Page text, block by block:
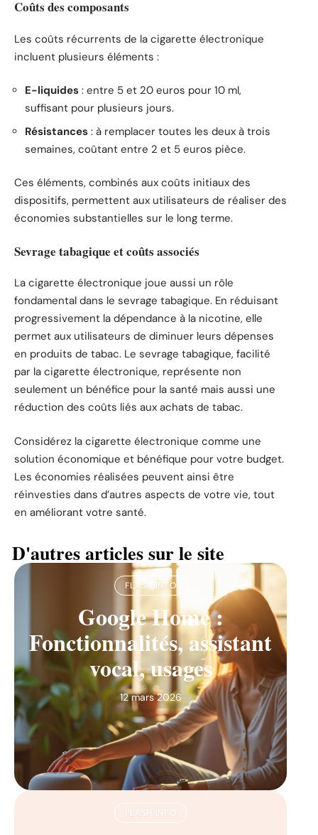
Coûts des composants
Les coûts récurrents de la cigarette électronique
incluent plusieurs éléments :
E-liquides : entre 5 et 20 euros pour 10 ml,
suffisant pour plusieurs jours.
Résistances : à remplacer toutes les deux à trois
semaines, coûtant entre 2 et 5 euros pièce.
Ces éléments, combinés aux coûts initiaux des
dispositifs, permettent aux utilisateurs de réaliser des
économies substantielles sur le long terme.
Sevrage tabagique et coûts associés
La cigarette électronique joue aussi un rôle
fondamental dans le sevrage tabagique. En réduisant
progressivement la dépendance à la nicotine, elle
permet aux utilisateurs de diminuer leurs dépenses
en produits de tabac. Le sevrage tabagique, facilité
par la cigarette électronique, représente non
seulement un bénéfice pour la santé mais aussi une
réduction des coûts liés aux achats de tabac.
Considérez la cigarette électronique comme une
solution économique et bénéfique pour votre budget.
Les économies réalisées peuvent ainsi être
réinvesties dans d’autres aspects de votre vie, tout
en améliorant votre santé.
D'autres articles sur le site
FLASH INFO
Google Home :
Fonctionnalités, assistant
vocal, usages
12 mars 2026
FLASH INFO